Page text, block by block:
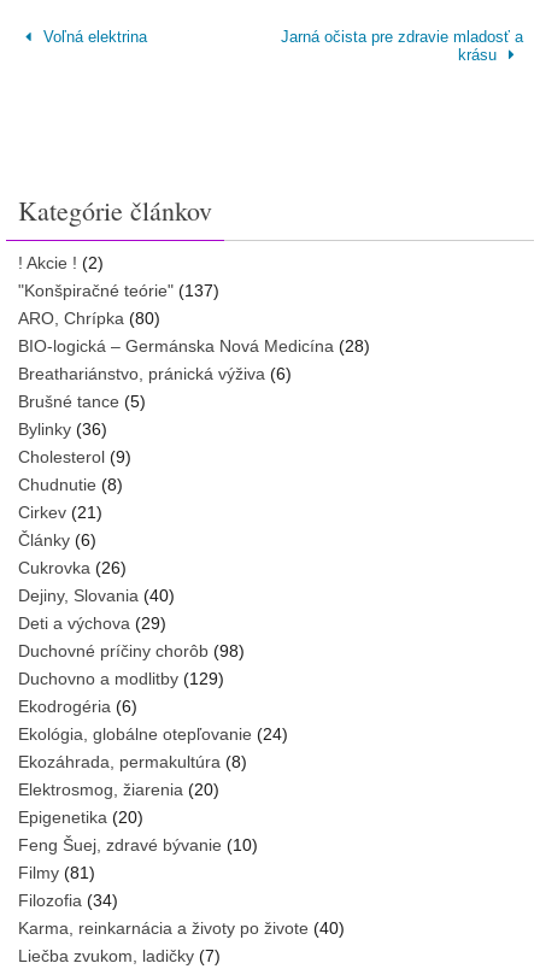
Voľná elektrina
Jarná očista pre zdravie mladosť a
krásu
Kategórie článkov
! Akcie ! (2)
"Konšpiračné teórie" (137)
ARO, Chrípka (80)
BIO-logická – Germánska Nová Medicína (28)
Breathariánstvo, pránická výživa (6)
Brušné tance (5)
Bylinky (36)
Cholesterol (9)
Chudnutie (8)
Cirkev (21)
Články (6)
Cukrovka (26)
Dejiny, Slovania (40)
Deti a výchova (29)
Duchovné príčiny chorôb (98)
Duchovno a modlitby (129)
Ekodrogéria (6)
Ekológia, globálne otepľovanie (24)
Ekozáhrada, permakultúra (8)
Elektrosmog, žiarenia (20)
Epigenetika (20)
Feng Šuej, zdravé bývanie (10)
Filmy (81)
Filozofia (34)
Karma, reinkarnácia a životy po živote (40)
Liečba zvukom, ladičky (7)